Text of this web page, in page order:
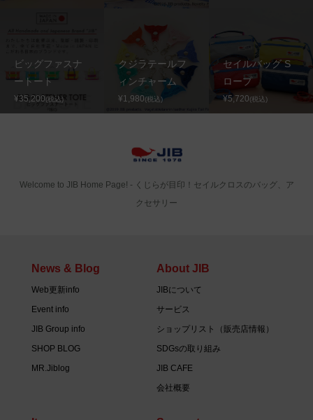
ビッグファスナ
ートート
¥35,200(税込)
クジラテールフ
ィンチャーム
¥1,980(税込)
セイルバッグ S
ロープ
¥5,720(税込)
Welcome to JIB Home Page! ‐ くじらが目印！セイルクロスのバッグ、ア
クセサリー
News & Blog
Web更新info
Event info
JIB Group info
SHOP BLOG
MR.Jiblog
About JIB
JIBについて
サービス
ショップリスト（販売店情報）
SDGsの取り組み
JIB CAFE
会社概要